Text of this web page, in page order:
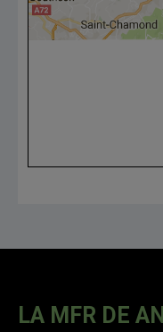
LA MFR DE